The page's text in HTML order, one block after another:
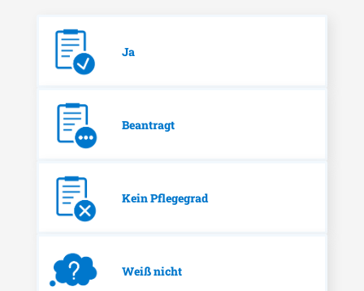
Ja
Beantragt
Kein Pflegegrad
Weiß nicht